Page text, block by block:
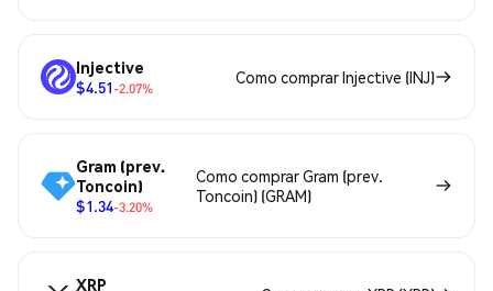
Injective
$4.51-2.07%
Como comprar Injective (INJ)
Gram (prev.
Toncoin)
$1.34-3.20%
Como comprar Gram (prev.
Toncoin) (GRAM)
XRP